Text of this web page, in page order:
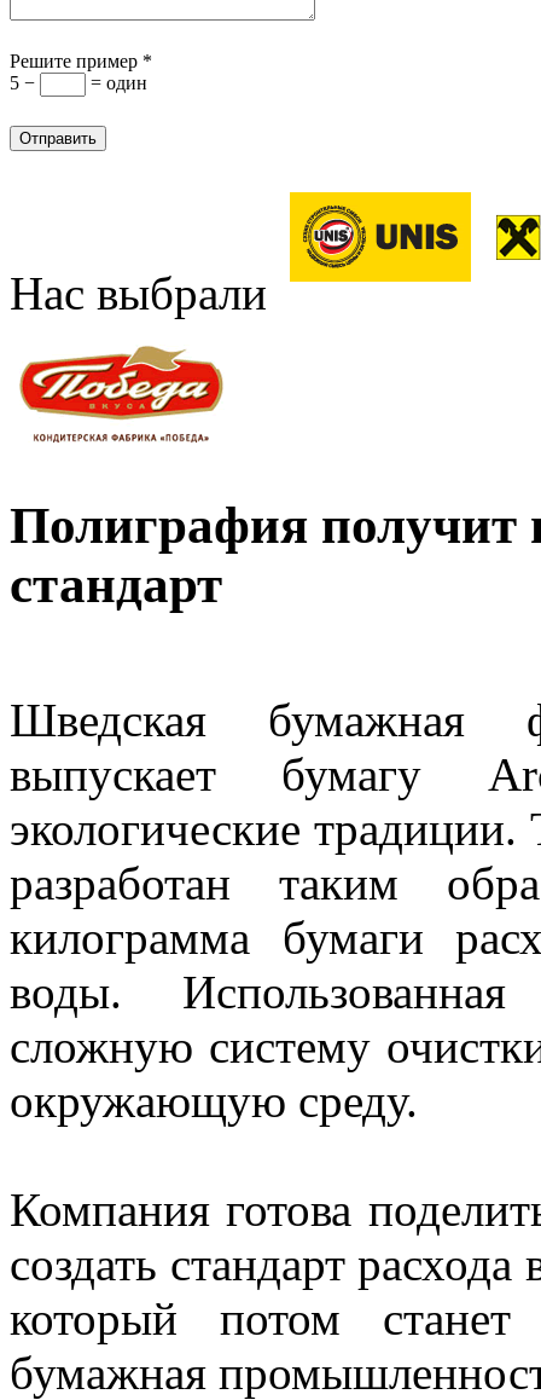
Решите пример *
5 −
= один
Нас выбрали
Полиграфия получит
стандарт
Шведская бумажная
выпускает бумагу
экологические традиции.
разработан таким
килограмма бумаги
воды.
сложную систему
окружающую среду.
Компания готова
создать стандарт
который потом
бумажная